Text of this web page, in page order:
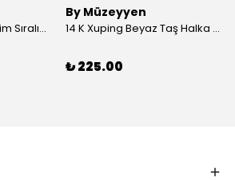
14 K Xuping Baget Kesim Sıralı Bileklik
By Müzeyyen
14 K Xuping Beyaz Taş Halka Küpe
₺ 225.00